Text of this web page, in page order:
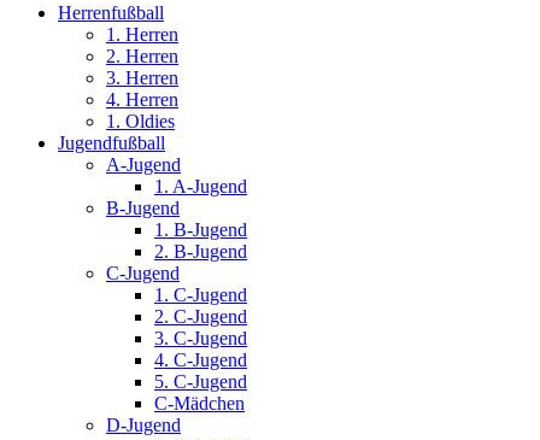
Herrenfußball
1. Herren
2. Herren
3. Herren
4. Herren
1. Oldies
Jugendfußball
A-Jugend
1. A-Jugend
B-Jugend
1. B-Jugend
2. B-Jugend
C-Jugend
1. C-Jugend
2. C-Jugend
3. C-Jugend
4. C-Jugend
5. C-Jugend
C-Mädchen
D-Jugend